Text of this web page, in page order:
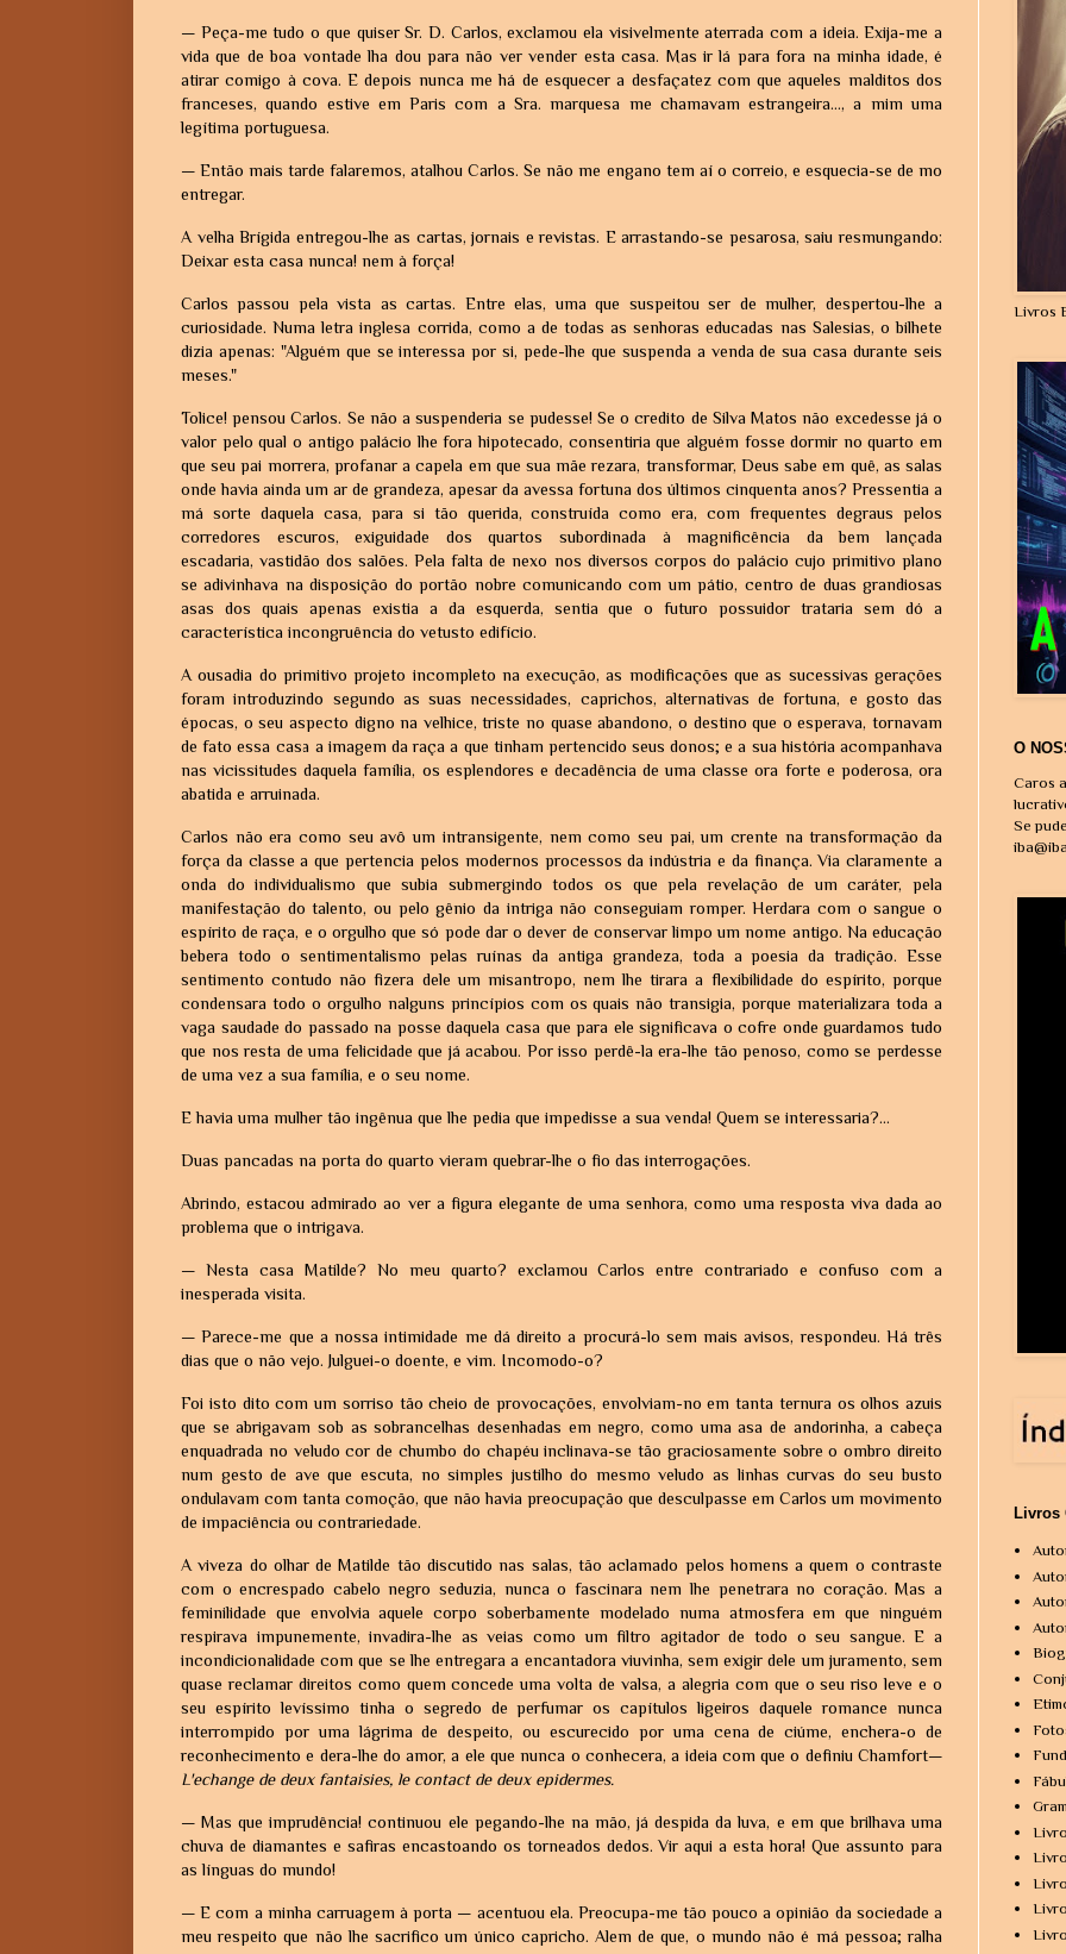
— Peça-me tudo o que quiser Sr. D. Carlos, exclamou ela visivelmente aterrada com a ideia. Exija-me a
vida que de boa vontade lha dou para não ver vender esta casa. Mas ir lá para fora na minha idade, é
atirar comigo à cova. E depois nunca me há de esquecer a desfaçatez com que aqueles malditos dos
franceses, quando estive em Paris com a Sra. marquesa me chamavam estrangeira..., a mim uma
legítima portuguesa.
— Então mais tarde falaremos, atalhou Carlos. Se não me engano tem aí o correio, e esquecia-se de mo
entregar.
A velha Brígida entregou-lhe as cartas, jornais e revistas. E arrastando-se pesarosa, saiu resmungando:
Deixar esta casa nunca! nem à força!
Carlos passou pela vista as cartas. Entre elas, uma que suspeitou ser de mulher, despertou-lhe a
curiosidade. Numa letra inglesa corrida, como a de todas as senhoras educadas nas Salesias, o bilhete
dizia apenas: "Alguém que se interessa por si, pede-lhe que suspenda a venda de sua casa durante seis
meses."
Tolice! pensou Carlos. Se não a suspenderia se pudesse! Se o credito de Silva Matos não excedesse já o
valor pelo qual o antigo palácio lhe fora hipotecado, consentiria que alguém fosse dormir no quarto em
que seu pai morrera, profanar a capela em que sua mãe rezara, transformar, Deus sabe em quê, as salas
onde havia ainda um ar de grandeza, apesar da avessa fortuna dos últimos cinquenta anos? Pressentia a
má sorte daquela casa, para si tão querida, construída como era, com frequentes degraus pelos
corredores escuros, exiguidade dos quartos subordinada à magnificência da bem lançada
escadaria, vastidão dos salões. Pela falta de nexo nos diversos corpos do palácio cujo primitivo plano
se adivinhava na disposição do portão nobre comunicando com um pátio, centro de duas grandiosas
asas dos quais apenas existia a da esquerda, sentia que o futuro possuidor trataria sem dó a
característica incongruência do vetusto edifício.
A ousadia do primitivo projeto incompleto na execução, as modificações que as sucessivas gerações
foram introduzindo segundo as suas necessidades, caprichos, alternativas de fortuna, e gosto das
épocas, o seu aspecto digno na velhice, triste no quase abandono, o destino que o esperava, tornavam
de fato essa casa a imagem da raça a que tinham pertencido seus donos; e a sua história acompanhava
nas vicissitudes daquela família, os esplendores e decadência de uma classe ora forte e poderosa, ora
abatida e arruinada.
Carlos não era como seu avô um intransigente, nem como seu pai, um crente na transformação da
força da classe a que pertencia pelos modernos processos da indústria e da finança. Via claramente a
onda do individualismo que subia submergindo todos os que pela revelação de um caráter, pela
manifestação do talento, ou pelo gênio da intriga não conseguiam romper. Herdara com o sangue o
espírito de raça, e o orgulho que só pode dar o dever de conservar limpo um nome antigo. Na educação
bebera todo o sentimentalismo pelas ruínas da antiga grandeza, toda a poesia da tradição. Esse
sentimento contudo não fizera dele um misantropo, nem lhe tirara a flexibilidade do espírito, porque
condensara todo o orgulho nalguns princípios com os quais não transigia, porque materializara toda a
vaga saudade do passado na posse daquela casa que para ele significava o cofre onde guardamos tudo
que nos resta de uma felicidade que já acabou. Por isso perdê-la era-lhe tão penoso, como se perdesse
de uma vez a sua família, e o seu nome.
E havia uma mulher tão ingênua que lhe pedia que impedisse a sua venda! Quem se interessaria?...
Duas pancadas na porta do quarto vieram quebrar-lhe o fio das interrogações.
Abrindo, estacou admirado ao ver a figura elegante de uma senhora, como uma resposta viva dada ao
problema que o intrigava.
— Nesta casa Matilde? No meu quarto? exclamou Carlos entre contrariado e confuso com a
inesperada visita.
— Parece-me que a nossa intimidade me dá direito a procurá-lo sem mais avisos, respondeu. Há três
dias que o não vejo. Julguei-o doente, e vim. Incomodo-o?
Foi isto dito com um sorriso tão cheio de provocações, envolviam-no em tanta ternura os olhos azuis
que se abrigavam sob as sobrancelhas desenhadas em negro, como uma asa de andorinha, a cabeça
enquadrada no veludo cor de chumbo do chapéu inclinava-se tão graciosamente sobre o ombro direito
num gesto de ave que escuta, no simples justilho do mesmo veludo as linhas curvas do seu busto
ondulavam com tanta comoção, que não havia preocupação que desculpasse em Carlos um movimento
de impaciência ou contrariedade.
A viveza do olhar de Matilde tão discutido nas salas, tão aclamado pelos homens a quem o contraste
com o encrespado cabelo negro seduzia, nunca o fascinara nem lhe penetrara no coração. Mas a
feminilidade que envolvia aquele corpo soberbamente modelado numa atmosfera em que ninguém
respirava impunemente, invadira-lhe as veias como um filtro agitador de todo o seu sangue. E a
incondicionalidade com que se lhe entregara a encantadora viuvinha, sem exigir dele um juramento, sem
quase reclamar direitos como quem concede uma volta de valsa, a alegria com que o seu riso leve e o
seu espírito levíssimo tinha o segredo de perfumar os capítulos ligeiros daquele romance nunca
interrompido por uma lágrima de despeito, ou escurecido por uma cena de ciúme, enchera-o de
reconhecimento e dera-lhe do amor, a ele que nunca o conhecera, a ideia com que o definiu Chamfort—
L'echange de deux fantaisies, le contact de deux epidermes.
— Mas que imprudência! continuou ele pegando-lhe na mão, já despida da luva, e em que brilhava uma
chuva de diamantes e safiras encastoando os torneados dedos. Vir aqui a esta hora! Que assunto para
as línguas do mundo!
— E com a minha carruagem à porta — acentuou ela. Preocupa-me tão pouco a opinião da sociedade a
meu respeito que não lhe sacrifico um único capricho. Alem de que, o mundo não é má pessoa; ralha
Livros
O
Caros
Se
Livros